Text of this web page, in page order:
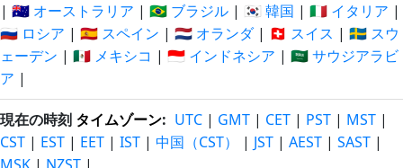
| 🇦🇺 オーストラリア | 🇧🇷 ブラジル | 🇰🇷 韓国 | 🇮🇹 イタリア |
🇷🇺 ロシア | 🇪🇸 スペイン | 🇳🇱 オランダ| 🇨🇭 スイス | 🇸🇪 スウ
ェーデン | 🇲🇽 メキシコ | 🇮🇩 インドネシア | 🇸🇦 サウジアラビ
ア |
現在の時刻 タイムゾーン: UTC | GMT | CET | PST | MST |
CST | EST | EET | IST | 中国（CST） | JST | AEST | SAST |